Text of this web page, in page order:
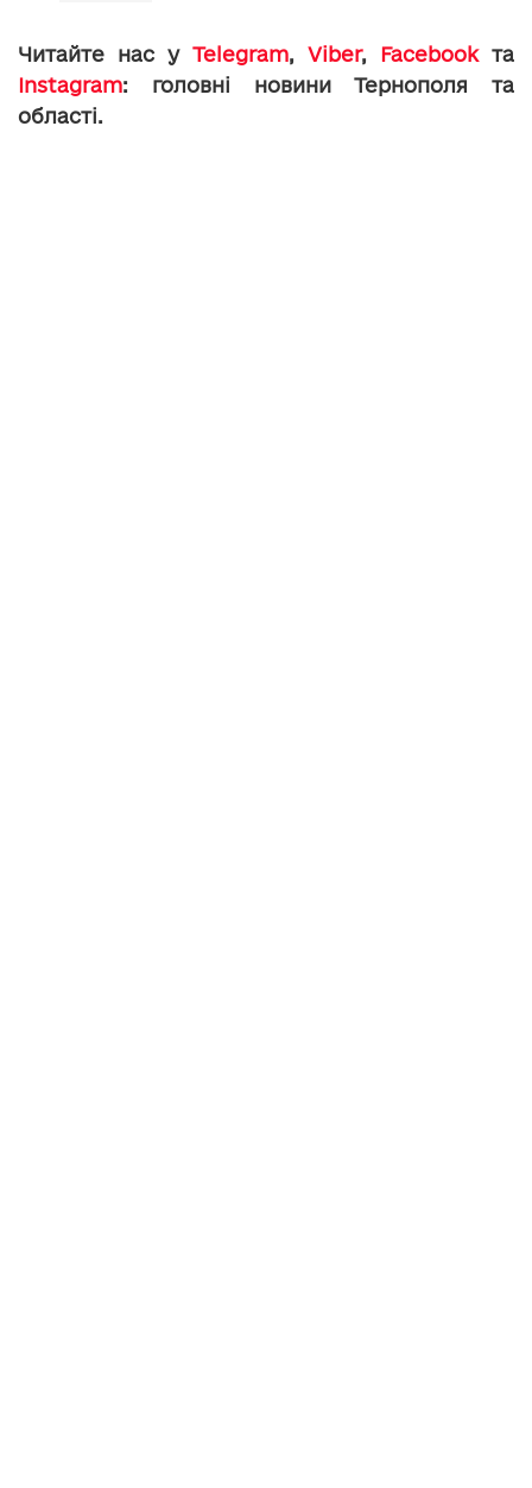
Читайте нас у Telegram, Viber, Facebookта
Instagram: головні новини Тернополя та
області.